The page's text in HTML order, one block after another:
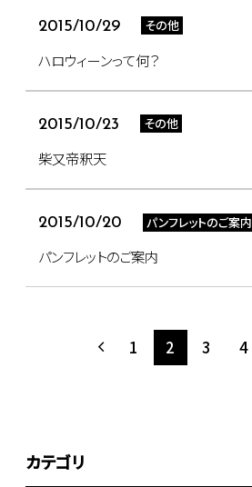
2015/10/29 その他
ハロウィーンって何？
2015/10/23 その他
柴又帝釈天
2015/10/20 パンフレットのご案内
パンフレットのご案内
1 2 3 4
カテゴリ